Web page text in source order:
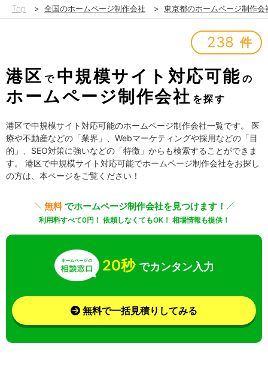
Top > 全国のホームページ制作会社 > 東京都のホームページ制作会
238 件
港区 で 中規模サイト対応可能 の
ホームページ制作会社 を探す
港区で中規模サイト対応可能のホームページ制作会社一覧です。 医
療や不動産などの「業界」、Webマーケティングや採用などの「目
的」、SEO対策に強いなどの「特徴」からも検索することができま
す。 港区で中規模サイト対応可能でホームページ制作会社をお探し
の方は、本ページをご覧ください！
無料でホームページ制作会社を見つけます！
利用料すべて0円！ 依頼しなくてもOK！ 相場情報も提供！
20秒 でカンタン入力
無料で一括見積りしてみる